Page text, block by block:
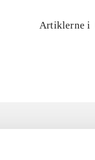
Artiklerne i